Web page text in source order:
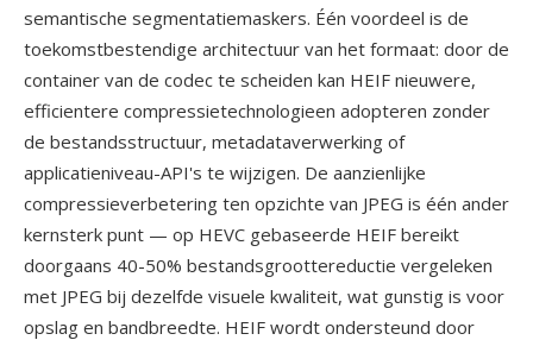
semantische segmentatiemaskers. Één voordeel is de
toekomstbestendige architectuur van het formaat: door de
container van de codec te scheiden kan HEIF nieuwere,
efficientere compressietechnologieen adopteren zonder
de bestandsstructuur, metadataverwerking of
applicatieniveau-API's te wijzigen. De aanzienlijke
compressieverbetering ten opzichte van JPEG is één ander
kernsterk punt — op HEVC gebaseerde HEIF bereikt
doorgaans 40-50% bestandsgroottereductie vergeleken
met JPEG bij dezelfde visuele kwaliteit, wat gunstig is voor
opslag en bandbreedte. HEIF wordt ondersteund door